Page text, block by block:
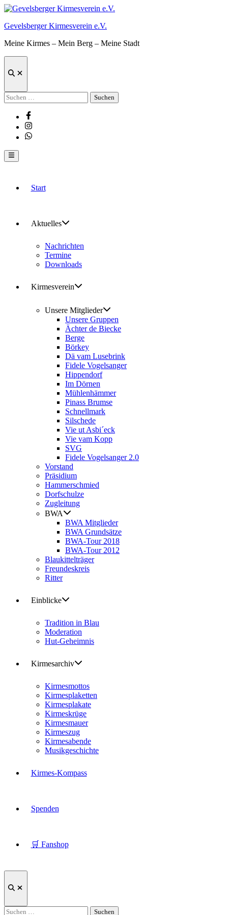
Zum
springen
Gevelsberger Kirmesverein e.V.
Meine Kirmes – Mein Berg – Meine Stadt
Suche
Suchen
nach:
Facebook
Instagram
Whatsapp
Hauptmenü
Start
Aktuelles
Nachrichten
Termine
Downloads
Kirmesverein
Unsere Mitglieder
Unsere Gruppen
Ächter de Biecke
Berge
Börkey
Dä vam Lusebrink
Fidele Vogelsanger
Hippendorf
Im Dörnen
Mühlenhämmer
Pinass Brumse
Schnellmark
Silschede
Vie ut Asbi´eck
Vie vam Kopp
SVG
Fidele Vogelsanger 2.0
Vorstand
Präsidium
Hammerschmied
Dorfschulze
Zugleitung
BWA
BWA Mitglieder
BWA Grundsätze
BWA-Tour 2018
BWA-Tour 2012
Blaukittelträger
Freundeskreis
Ritter
Einblicke
Tradition in Blau
Moderation
Hut-Geheimnis
Kirmesarchiv
Kirmesmottos
Kirmesplaketten
Kirmesplakate
Kirmeskrüge
Kirmesmauer
Kirmeszug
Kirmesabende
Musikgeschichte
Kirmes-Kompass
Spenden
🛒 Fanshop
Suche
Suchen